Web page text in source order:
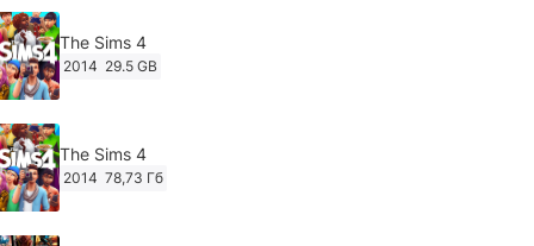
The Sims 4
2014 29.5 GB
The Sims 4
2014 78,73 Гб